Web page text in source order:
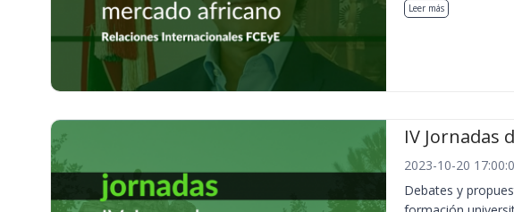
Leer más
IV Jornadas
2023-10-20
Debates y